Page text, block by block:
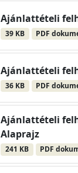
Ajánlattételi
39 KB PDF
Ajánlattételi
36 KB PDF
Ajánlattételi
Alaprajz
241 KB PDF